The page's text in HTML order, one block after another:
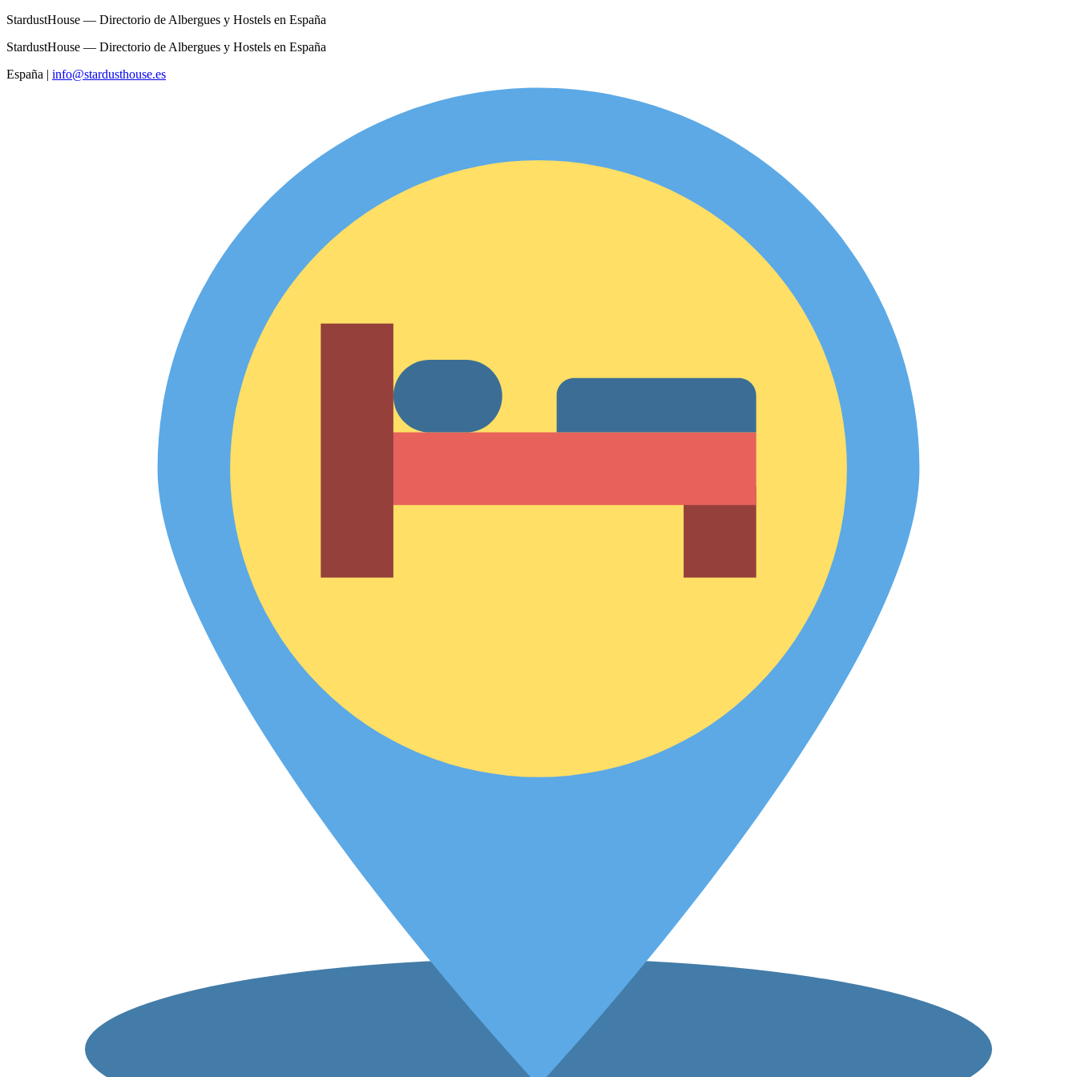
StardustHouse — Directorio de Albergues y Hostels en España
StardustHouse — Directorio de Albergues y Hostels en España
España | info@stardusthouse.es